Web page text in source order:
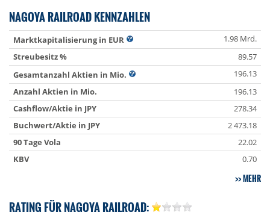
NAGOYA RAILROAD KENNZAHLEN
Marktkapitalisierung in EUR
1.98 Mrd.
Streubesitz %
89.57
Gesamtanzahl Aktien in Mio.
196.13
Anzahl Aktien in Mio.
196.13
Cashflow/Aktie in JPY
278.34
Buchwert/Aktie in JPY
2 473.18
90 Tage Vola
22.02
KBV
0.70
MEHR
RATING FÜR NAGOYA RAILROAD: